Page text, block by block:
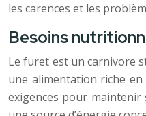
les carences et les
Besoins
Le furet est un carnivore
une alimentation riche
exigences pour